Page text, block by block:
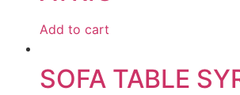
Add to cart
SOFA TABLE